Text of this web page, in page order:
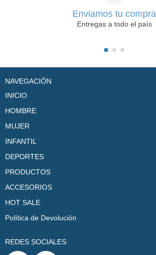
Enviamos tu compra
Entregas a todo el país
NAVEGACIÓN
INICIO
HOMBRE
MUJER
INFANTIL
DEPORTES
PRODUCTOS
ACCESORIOS
HOT SALE
Política de Devolución
REDES SOCIALES